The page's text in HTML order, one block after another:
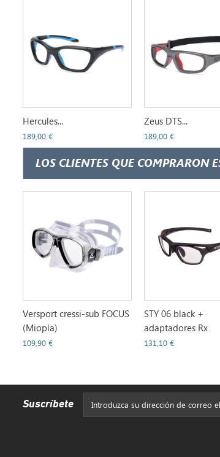
Hercules...
189,00 €
Zeus DTS...
189,00 €
LOS CLIENTES QUE COMPRARON
Versport cressi-sub FOCUS
(Miopía)
109,90 €
STY 06 black +
adaptadores Rx
131,10 €
Suscríbete